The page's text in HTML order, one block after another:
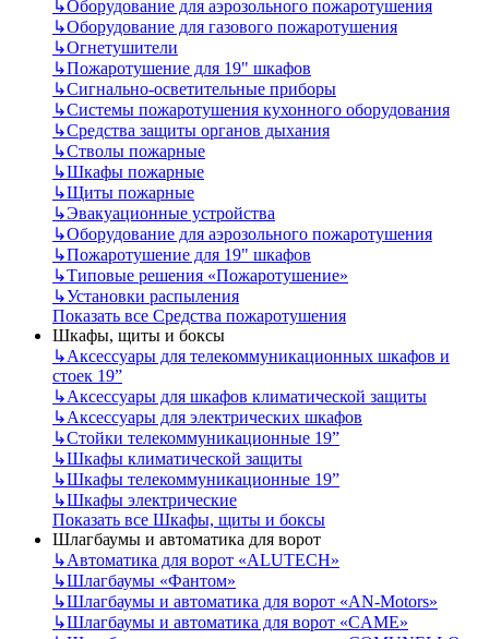
↳Оборудование для аэрозольного пожаротушения
↳Оборудование для газового пожаротушения
↳Огнетушители
↳Пожаротушение для 19" шкафов
↳Сигнально-осветительные приборы
↳Системы пожаротушения кухонного оборудования
↳Средства защиты органов дыхания
↳Стволы пожарные
↳Шкафы пожарные
↳Щиты пожарные
↳Эвакуационные устройства
↳Оборудование для аэрозольного пожаротушения
↳Пожаротушение для 19" шкафов
↳Типовые решения «Пожаротушение»
↳Установки распыления
Показать все Средства пожаротушения
Шкафы, щиты и боксы
↳Аксессуары для телекоммуникационных шкафов и
стоек 19”
↳Аксессуары для шкафов климатической защиты
↳Аксессуары для электрических шкафов
↳Стойки телекоммуникационные 19”
↳Шкафы климатической защиты
↳Шкафы телекоммуникационные 19”
↳Шкафы электрические
Показать все Шкафы, щиты и боксы
Шлагбаумы и автоматика для ворот
↳Автоматика для ворот «ALUTECH»
↳Шлагбаумы «Фантом»
↳Шлагбаумы и автоматика для ворот «AN-Motors»
↳Шлагбаумы и автоматика для ворот «CAME»